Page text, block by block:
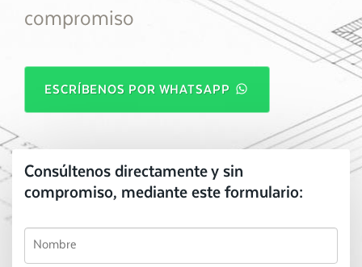
compromiso
ESCRÍBENOS POR WHATSAPP
Consúltenos directamente y sin
compromiso, mediante este formulario: